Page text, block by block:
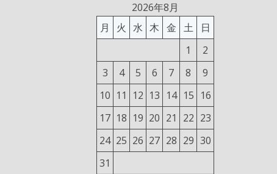
2026年8月
月
火 水 木 金 土
日
1
2
3
4 5 6 7 8
9
10 11 12 13 14 15 16
17 18 19 20 21 22 23
24 25 26 27 28 29 30
31